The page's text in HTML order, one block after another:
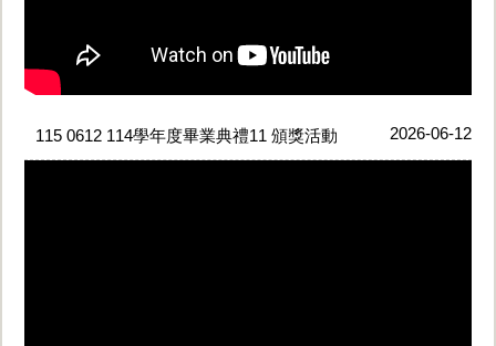
115 0612 114學年度畢業典禮11 頒獎活動 2026-06-12